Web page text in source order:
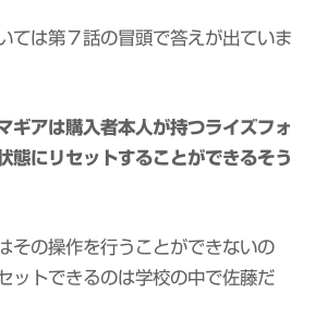
ては第７話の冒頭で答えが出ていま
ギアは購入者本人が持つライズフォ
態にリセットすることができるそう
その操作を行うことができないの
ットできるのは学校の中で佐藤だ